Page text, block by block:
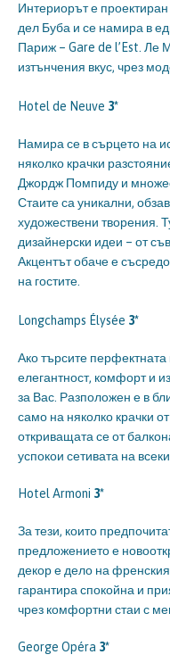
Интериорът е
дел Буба и се намира в
Париж – Gare de l’Est. Ле
изтънчения вкус, чрез
Hotel de Neuve 3*
Намира се в сърцето на
няколко крачки
Джордж Помпиду и
Стаите са уникални,
художествени творения.
дизайнерски идеи – от
Акцентът обаче е
на гостите.
Longchamps Élysée 3*
Ако търсите
елегантност, комфорт и
за Вас. Разположен е в
само на няколко крачки
откриващата се от
успокои сетивата на
Hotel Armoni 3*
За тези, които
предложението е
декор е дело на
гарантира спокойна и
чрез комфортни стаи с
George Opéra 3*